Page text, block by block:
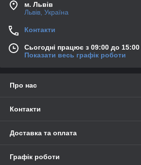
м. Львів
Львів, Україна
Контакти
Сьогодні працює з 09:00 до 15:00
Показати весь графік роботи
Про нас
Контакти
Доставка та оплата
Графік роботи